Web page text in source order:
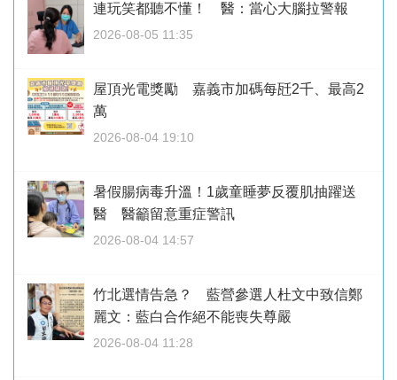
連玩笑都聽不懂！ 醫：當心大腦拉警報
2026-08-05 11:35
屋頂光電獎勵 嘉義市加碼每瓩2千、最高2
萬
2026-08-04 19:10
暑假腸病毒升溫！1歲童睡夢反覆肌抽躍送
醫 醫籲留意重症警訊
2026-08-04 14:57
竹北選情告急？ 藍營參選人杜文中致信鄭
麗文：藍白合作絕不能喪失尊嚴
2026-08-04 11:28